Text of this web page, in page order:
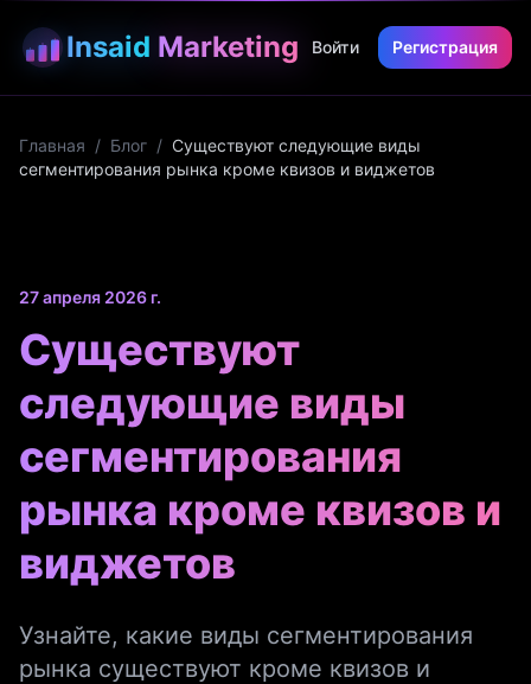
Insaid Marketing Войти Регистрация
Главная / Блог / Существуют следующие виды
сегментирования рынка кроме квизов и виджетов
27 апреля 2026 г.
Существуют
следующие виды
сегментирования
рынка кроме квизов и
виджетов
Узнайте, какие виды сегментирования
рынка существуют кроме квизов и